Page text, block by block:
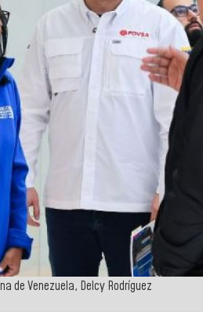
de Venezuela, Delcy Rodríguez